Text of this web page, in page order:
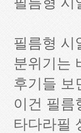
필름형 시
분위기는
후기들 보
이건 필름
타다라필